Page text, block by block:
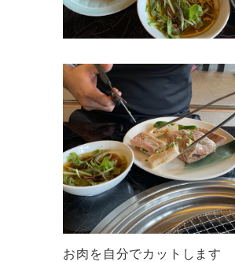
お肉を自分でカットします